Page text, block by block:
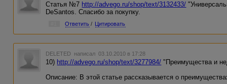
Статья №7 http://advego.ru/shop/text/3132433/
DeSantos. Спасибо за покупку.
Ответить / Цитировать
DELETED написал 03.10.2010 в 17:28
10) http://advego.ru/shop/text/3277984/ "Преимущества и
Описание: В этой статье рассказывается о